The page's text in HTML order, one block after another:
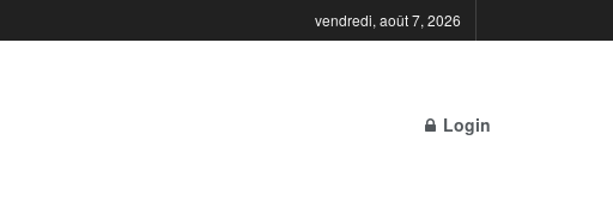
vendredi, août 7, 2026
Login